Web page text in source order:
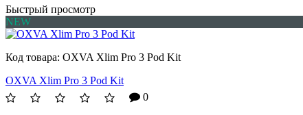
Быстрый просмотр
NEW
Код товара: OXVA Xlim Pro 3 Pod Kit
OXVA Xlim Pro 3 Pod Kit
0